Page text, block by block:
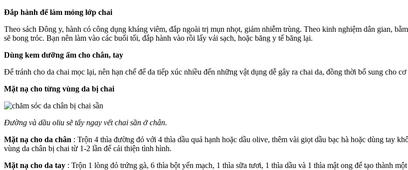
Đắp hành để làm mỏng lớp chai
Theo sách Đông y, hành có công dụng kháng viêm, đắp ngoài trị mụn nhọt, giảm nhiễm trùng. Theo kinh nghiệm dân gian,
sẽ bong tróc. Bạn nên làm vào các buổi tối, đắp hành vào rồi lấy vải sạch, hoặc băng y tế băng lại.
Dùng kem dưỡng ẩm cho chân, tay
Để tránh cho da chai mọc lại, nên hạn chế để da tiếp xúc nhiều đến những vật dụng dễ gây ra chai da, đồng thời bổ sung cho
Mặt nạ cho từng vùng da bị chai
Đường và dầu oliu sẽ tẩy ngay vết chai sần ở chân.
Mặt nạ cho da chân : Trộn 4 thìa đường đỏ với 4 thìa dầu quả hạnh hoặc dầu olive, thêm vài giọt dầu bạc hà hoặc dùng tay
vùng da chân bị chai từ 1-2 lần để cải thiện tình hình.
Mặt nạ cho da tay : Trộn 1 lòng đỏ trứng gà, 6 thìa bột yến mạch, 1 thìa sữa tươi, 1 thìa dầu và 1 thìa mật ong để tạo thành